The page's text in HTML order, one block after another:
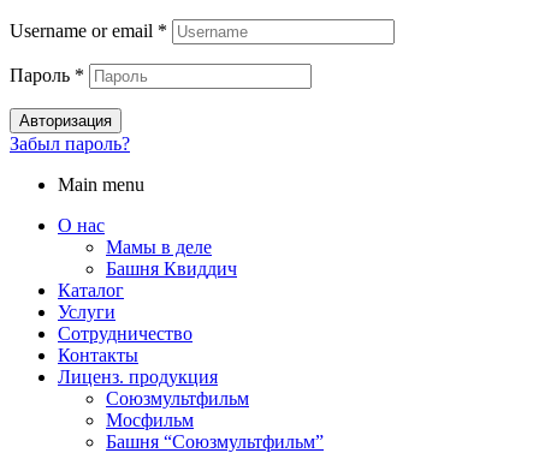
Username or email *
Пароль *
Авторизация
Забыл пароль?
Main menu
О нас
Мамы в деле
Башня Квиддич
Каталог
Услуги
Сотрудничество
Контакты
Лиценз. продукция
Союзмультфильм
Мосфильм
Башня “Союзмультфильм”